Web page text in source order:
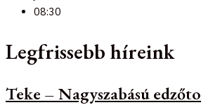
08:30
Legfrissebb híreink
Teke – Nagyszabású